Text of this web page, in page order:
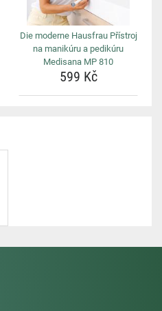
Die moderne Hausfrau Přístroj
na manikúru a pedikúru
Medisana MP 810
599 Kč